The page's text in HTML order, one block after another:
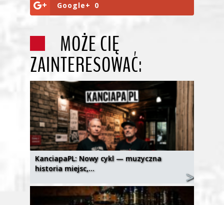
Google+ 0
MOŻE CIĘ
ZAINTERESOWAĆ:
KanciapaPL: Nowy cykl — muzyczna
historia miejsc,…